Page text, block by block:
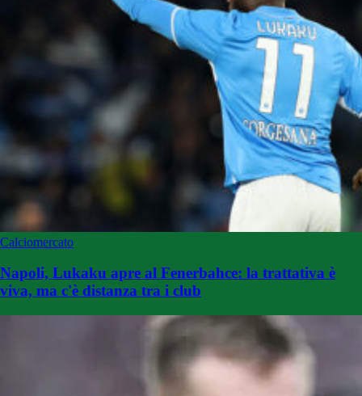
Calciomercato
Napoli, Lukaku apre al Fenerbahce: la trattativa è
viva, ma c'è distanza tra i club